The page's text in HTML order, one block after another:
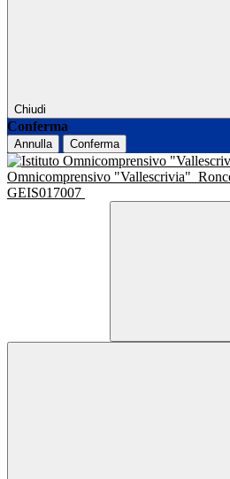
Chiudi
Conferma
Annulla Conferma
Omnicomprensivo "Vallescrivia"
GEIS017007